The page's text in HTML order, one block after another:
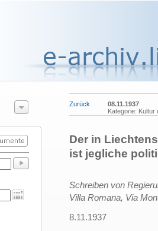
Zurück
08.11.1937
Kategorie: Kultur
Der in
ist jegliche
Schreiben von
Villa Romana, Via
8.11.1937